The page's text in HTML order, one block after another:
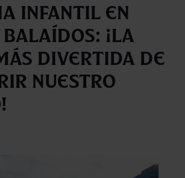
Infantil en
Balaídos: ¡la
divertida de
nuestro